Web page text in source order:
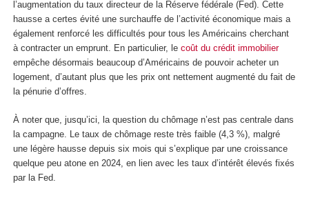
l’augmentation du taux directeur de la Réserve fédérale (Fed). Cette
hausse a certes évité une surchauffe de l’activité économique mais a
également renforcé les difficultés pour tous les Américains cherchant
à contracter un emprunt. En particulier, le coût du crédit immobilier
empêche désormais beaucoup d’Américains de pouvoir acheter un
logement, d’autant plus que les prix ont nettement augmenté du fait de
la pénurie d’offres.
À noter que, jusqu’ici, la question du chômage n’est pas centrale dans
la campagne. Le taux de chômage reste très faible (4,3 %), malgré
une légère hausse depuis six mois qui s’explique par une croissance
quelque peu atone en 2024, en lien avec les taux d’intérêt élevés fixés
par la Fed.